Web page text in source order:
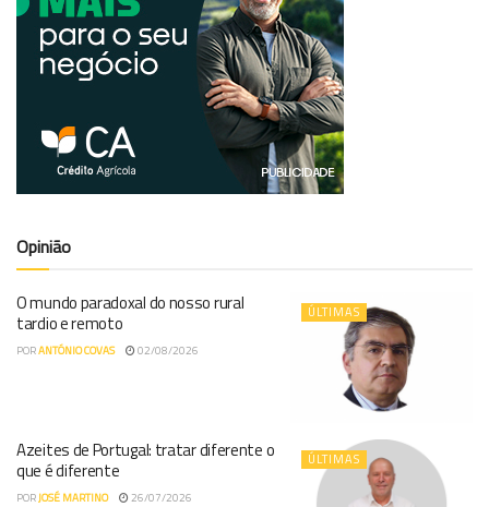
Opinião
ÚLTIMAS
O mundo paradoxal do nosso rural
tardio e remoto
PORANTÓNIO COVAS 02/08/2026
ÚLTIMAS
Azeites de Portugal: tratar diferente o
que é diferente
PORJOSÉ MARTINO 26/07/2026